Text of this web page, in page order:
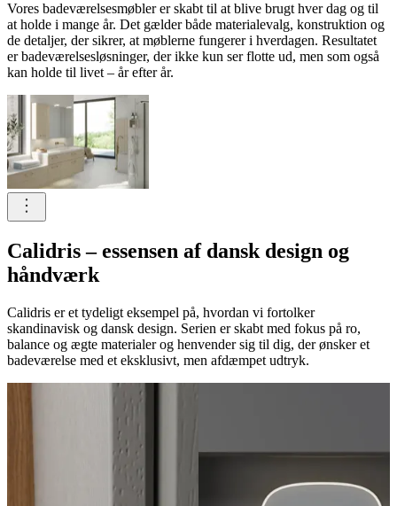
Vores badeværelsesmøbler er skabt til at blive brugt hver dag og til
at holde i mange år. Det gælder både materialevalg, konstruktion og
de detaljer, der sikrer, at møblerne fungerer i hverdagen. Resultatet
er badeværelsesløsninger, der ikke kun ser flotte ud, men som også
kan holde til livet – år efter år.
Calidris – essensen af dansk design og
håndværk
Calidris er et tydeligt eksempel på, hvordan vi fortolker
skandinavisk og dansk design. Serien er skabt med fokus på ro,
balance og ægte materialer og henvender sig til dig, der ønsker et
badeværelse med et eksklusivt, men afdæmpet udtryk.